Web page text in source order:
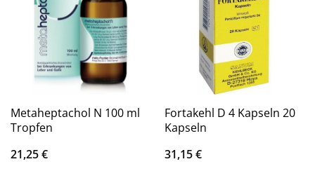
Metaheptachol N 100 ml
Tropfen
21,25€
Fortakehl D 4 Kapseln 20
Kapseln
31,15€